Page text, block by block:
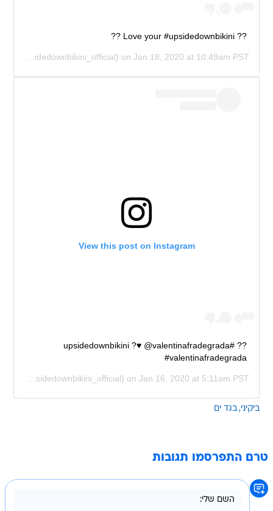
?? Love your #upsidedownbikini ??
(@upsidedownbikini_official) on Jan 18, 2020 at 10:49am PST
View this post on Instagram
?? #upsidedownbikini ?♥️ @valentinafradegrada
#valentinafradegrada
(@upsidedownbikini_official) on Jan 16, 2020 at 5:11am PST
ביקיני בגד ים
טרם התפרסמו תגובות